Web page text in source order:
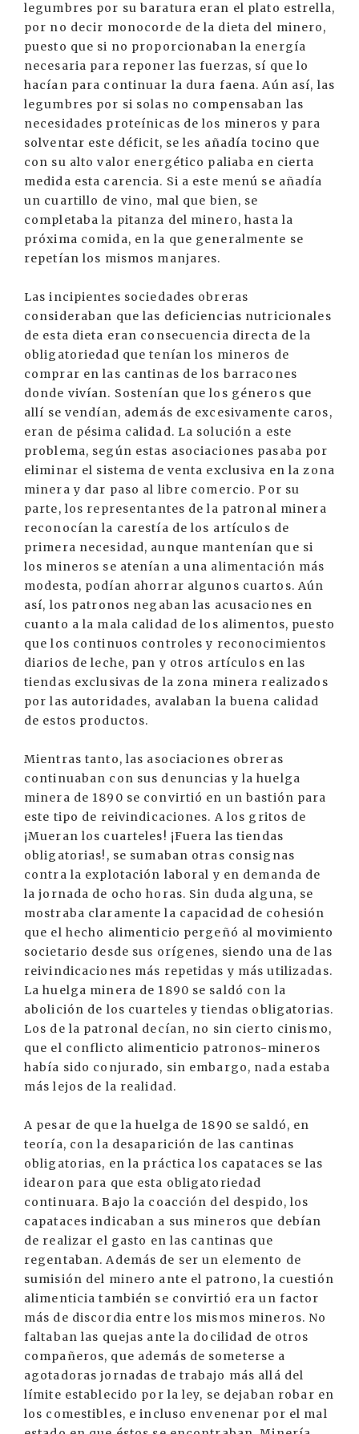
legumbres por su baratura eran el plato estrella,
por no decir monocorde de la dieta del minero,
puesto que si no proporcionaban la energía
necesaria para reponer las fuerzas, sí que lo
hacían para continuar la dura faena. Aún así, las
legumbres por si solas no compensaban las
necesidades proteínicas de los mineros y para
solventar este déficit, se les añadía tocino que
con su alto valor energético paliaba en cierta
medida esta carencia. Si a este menú se añadía
un cuartillo de vino, mal que bien, se
completaba la pitanza del minero, hasta la
próxima comida, en la que generalmente se
repetían los mismos manjares.
Las incipientes sociedades obreras
consideraban que las deficiencias nutricionales
de esta dieta eran consecuencia directa de la
obligatoriedad que tenían los mineros de
comprar en las cantinas de los barracones
donde vivían. Sostenían que los géneros que
allí se vendían, además de excesivamente caros,
eran de pésima calidad. La solución a este
problema, según estas asociaciones pasaba por
eliminar el sistema de venta exclusiva en la zona
minera y dar paso al libre comercio. Por su
parte, los representantes de la patronal minera
reconocían la carestía de los artículos de
primera necesidad, aunque mantenían que si
los mineros se atenían a una alimentación más
modesta, podían ahorrar algunos cuartos. Aún
así, los patronos negaban las acusaciones en
cuanto a la mala calidad de los alimentos, puesto
que los continuos controles y reconocimientos
diarios de leche, pan y otros artículos en las
tiendas exclusivas de la zona minera realizados
por las autoridades, avalaban la buena calidad
de estos productos.
Mientras tanto, las asociaciones obreras
continuaban con sus denuncias y la huelga
minera de 1890 se convirtió en un bastión para
este tipo de reivindicaciones. A los gritos de
¡Mueran los cuarteles! ¡Fuera las tiendas
obligatorias!, se sumaban otras consignas
contra la explotación laboral y en demanda de
la jornada de ocho horas. Sin duda alguna, se
mostraba claramente la capacidad de cohesión
que el hecho alimenticio pergeñó al movimiento
societario desde sus orígenes, siendo una de las
reivindicaciones más repetidas y más utilizadas.
La huelga minera de 1890 se saldó con la
abolición de los cuarteles y tiendas obligatorias.
Los de la patronal decían, no sin cierto cinismo,
que el conflicto alimenticio patronos-mineros
había sido conjurado, sin embargo, nada estaba
más lejos de la realidad.
A pesar de que la huelga de 1890 se saldó, en
teoría, con la desaparición de las cantinas
obligatorias, en la práctica los capataces se las
idearon para que esta obligatoriedad
continuara. Bajo la coacción del despido, los
capataces indicaban a sus mineros que debían
de realizar el gasto en las cantinas que
regentaban. Además de ser un elemento de
sumisión del minero ante el patrono, la cuestión
alimenticia también se convirtió era un factor
más de discordia entre los mismos mineros. No
faltaban las quejas ante la docilidad de otros
compañeros, que además de someterse a
agotadoras jornadas de trabajo más allá del
límite establecido por la ley, se dejaban robar en
los comestibles, e incluso envenenar por el mal